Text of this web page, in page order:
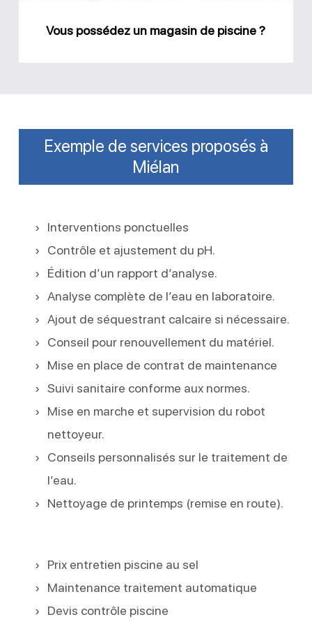
Vous possédez un magasin de piscine ?
Exemple de services proposés à
Miélan
Interventions ponctuelles
Contrôle et ajustement du pH.
Édition d’un rapport d’analyse.
Analyse complète de l’eau en laboratoire.
Ajout de séquestrant calcaire si nécessaire.
Conseil pour renouvellement du matériel.
Mise en place de contrat de maintenance
Suivi sanitaire conforme aux normes.
Mise en marche et supervision du robot
nettoyeur.
Conseils personnalisés sur le traitement de
l’eau.
Nettoyage de printemps (remise en route).
Prix entretien piscine au sel
Maintenance traitement automatique
Devis contrôle piscine